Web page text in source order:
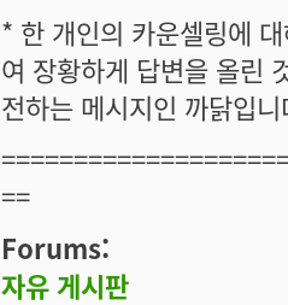
* 한 개인의 카운셀링에
여 장황하게 답변을 올린
전하는 메시지인 까닭입
==
Forums:
자유 게시판